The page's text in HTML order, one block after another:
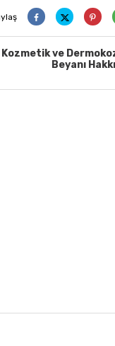
Kozmetik ve
Beyanı